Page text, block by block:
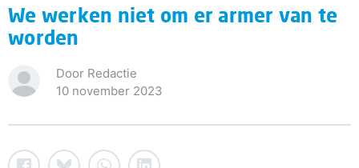
We werken niet om er armer van te
worden
Door Redactie
10 november 2023